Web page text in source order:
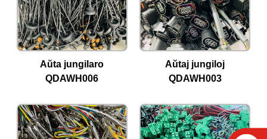
Aŭta jungilaro
QDAWH006
Aŭtaj ​​jungiloj
QDAWH003